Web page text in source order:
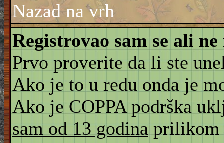
Nazad na vrh
Registrovao sam se ali
Prvo proverite da li ste
Ako je to u redu onda je
Ako je COPPA podrška
sam od 13 godinaprilikom